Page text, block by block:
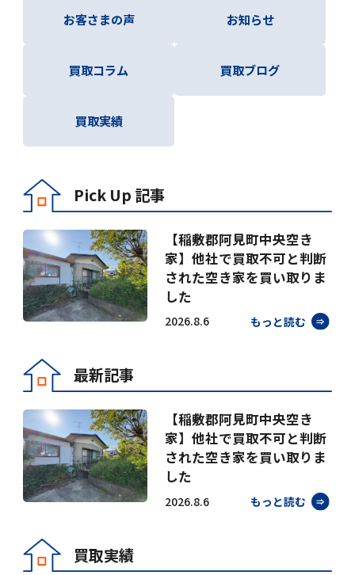
お客さまの声 お知らせ
買取コラム 買取ブログ
買取実績
Pick Up 記事
【稲敷郡阿見町中央空き
家】他社で買取不可と判断
された空き家を買い取りま
した
2026.8.6 もっと読む
最新記事
【稲敷郡阿見町中央空き
家】他社で買取不可と判断
された空き家を買い取りま
した
2026.8.6 もっと読む
買取実績